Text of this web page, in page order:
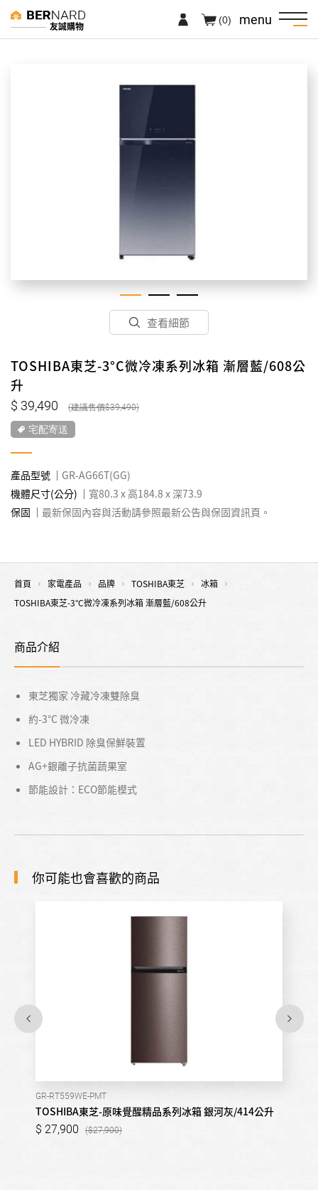
友誠購物 menu
(0)
查看細節
TOSHIBA東芝-3°C微冷凍系列冰箱 漸層藍/608公
升
39,490 39,490
宅配寄送
產品型號
GR-AG66T(GG)
機體尺寸(公分)
寬80.3 x 高184.8 x 深73.9
保固
最新保固內容與活動請參照最新公告與保固資訊頁。
首頁 家電產品 品牌 TOSHIBA東芝
冰箱
TOSHIBA東芝-3°C微冷凍系列冰箱 漸層藍/608公升
商品介紹
東芝獨家 冷藏冷凍雙除臭
約-3°C 微冷凍
LED HYBRID 除臭保鮮裝置
AG+銀離子抗菌蔬果室
節能設計：ECO節能模式
你可能也會喜歡的商品
GR-RT559WE-PMT
TOSHIBA東芝-原味覺醒精品系列冰箱 銀河灰/414公升
27,900 27,900